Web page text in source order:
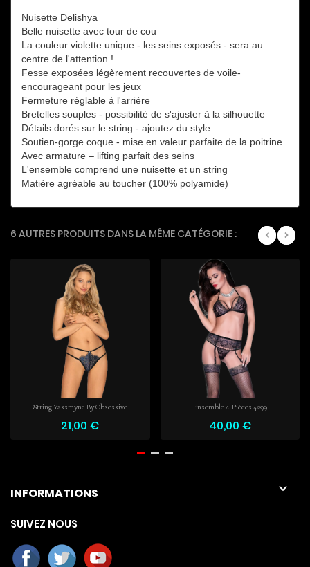
Nuisette Delishya
Belle nuisette avec tour de cou
La couleur violette unique - les seins exposés - sera au
centre de l'attention !
Fesse exposées légèrement recouvertes de voile-
encourageant pour les jeux
Fermeture réglable à l'arrière
Bretelles souples - possibilité de s'ajuster à la silhouette
Détails dorés sur le string - ajoutez du style
Soutien-gorge coque - mise en valeur parfaite de la poitrine
Avec armature – lifting parfait des seins
L'ensemble comprend une nuisette et un string
Matière agréable au toucher (100% polyamide)
6 AUTRES PRODUITS DANS LA MÊME CATÉGORIE :
String Yassmyne By Obsessive
21,00 €
Ensemble 4 Pièces 4299
40,00 €
INFORMATIONS 
SUIVEZ NOUS